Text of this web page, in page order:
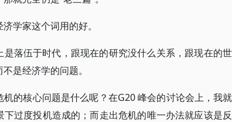
学家这个词用的好。
是落伍于时代，跟现在的研究没什么关系，跟现在的
是经济学的问题。
机的核心问题是什么呢？在G20 峰会的讨论会上，我
下过度投机造成的；而走出危机的唯一办法就应该是